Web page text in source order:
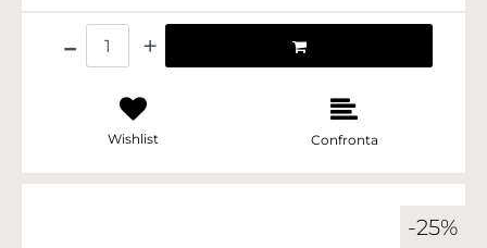
Wishlist Confronta
-25%